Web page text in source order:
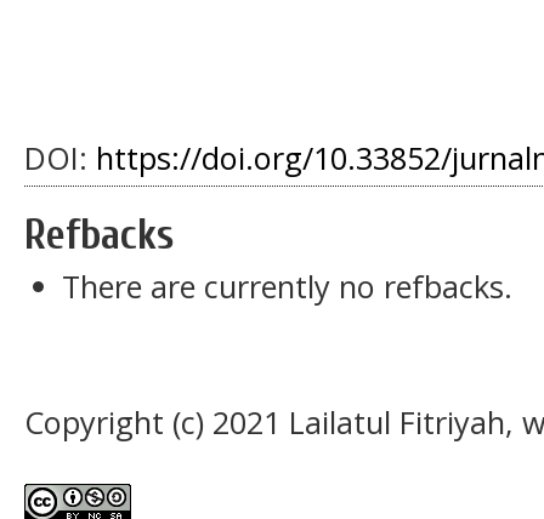
DOI: https://doi.org/10.33852/
Refbacks
There are currently no refbacks.
Copyright (c) 2021 Lailatul Fitriyah,